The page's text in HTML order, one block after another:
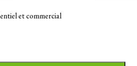
et commercial